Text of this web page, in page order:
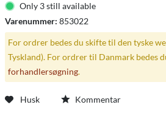
Only 3 still available
Varenummer: 853022
For ordrer bedes du skifte til den tyske
Tyskland). For ordrer til Danmark bedes
forhandlersøgning.
Husk Kommentar